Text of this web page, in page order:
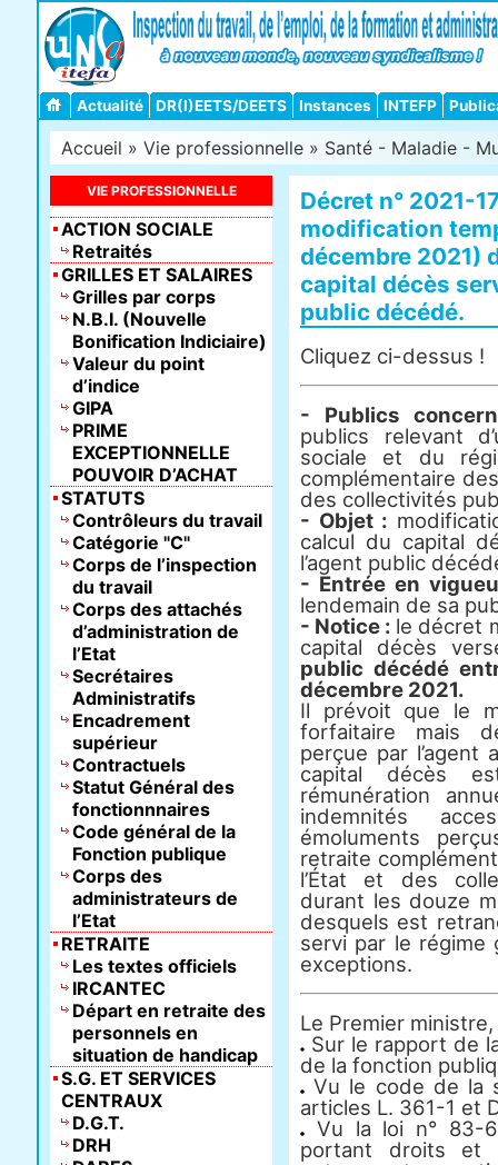
Actualité DR(I)EETS/DEETS Instances INTEFP
Accueil » Vie professionnelle » Santé - Maladie -
Décret n° 2021-
modification
décembre 2021)
capital décès
public décédé.
Cliquez ci-dessus !
- Publics
publics relevant
sociale et du
complémentaire
des collectivités
- Objet :
calcul du capital
l’agent public
- Entrée en
lendemain de sa
- Notice : le décret
capital décès
public décédé
décembre 2021.
Il prévoit que le
forfaitaire mais
perçue par l’agent
capital décès
rémunération
indemnités
émoluments
retraite
l’État et des
durant les douze
desquels est
servi par le régime
exceptions.
Le Premier ministre,
Sur le rapport de
de la fonction
Vu le code de la
articles L. 361-1 et
Vu la loi n° 83-
portant droits et
VIE PROFESSIONNELLE
ACTION SOCIALE
Retraités
GRILLES ET SALAIRES
Grilles par corps
N.B.I. (Nouvelle
Bonification Indiciaire)
Valeur du point
d’indice
GIPA
PRIME
EXCEPTIONNELLE
POUVOIR D’ACHAT
STATUTS
Contrôleurs du travail
Catégorie "C"
Corps de l’inspection
du travail
Corps des attachés
d’administration de
l’Etat
Secrétaires
Administratifs
Encadrement
supérieur
Contractuels
Statut Général des
fonctionnnaires
Code général de la
Fonction publique
Corps des
administrateurs de
l’Etat
RETRAITE
Les textes officiels
IRCANTEC
Départ en retraite des
personnels en
situation de handicap
S.G. ET SERVICES
CENTRAUX
D.G.T.
DRH